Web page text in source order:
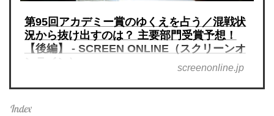
第95回アカデミー賞のゆくえを占う／混戦状
況から抜け出すのは？ 主要部門受賞予想！
【後編】 - SCREEN ONLINE（スクリーンオ
ンライン）
screenonline.jp